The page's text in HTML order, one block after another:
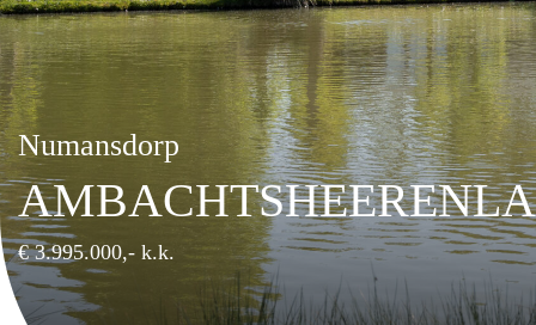
Numansdorp
€ 3.995.000,- k.k.